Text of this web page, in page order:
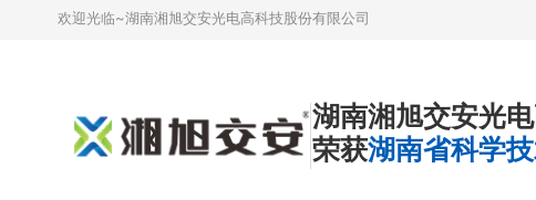
欢迎光临~湖南湘旭交安光电高科技股份有限公司
湖南湘旭交安光
荣获湖南省科学